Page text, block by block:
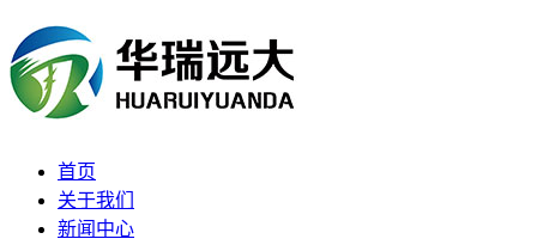
首页
关于我们
新闻中心